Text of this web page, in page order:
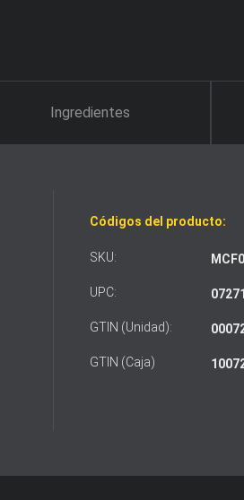
Ingredientes
Códigos del producto:
SKU:
UPC:
GTIN (Unidad):
GTIN (Caja)